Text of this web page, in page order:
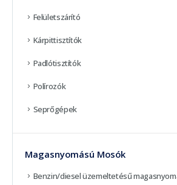
Felületszárító
Kárpittisztítók
Padlótisztítók
Polírozók
Seprőgépek
Magasnyomású Mosók
Benzin/diesel üzemeltetésű